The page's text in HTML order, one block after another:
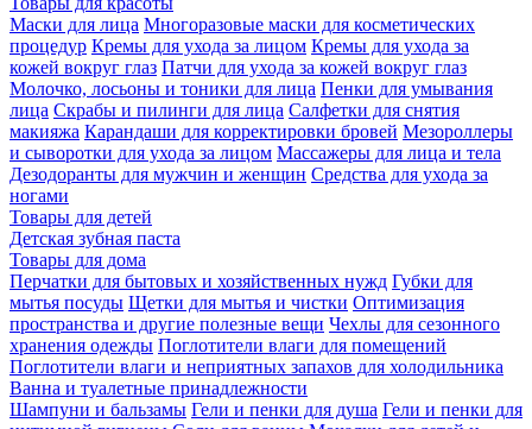
Маски для лица Многоразовые маски для косметических
процедур Кремы для ухода за лицом Кремы для ухода за
кожей вокруг глаз Патчи для ухода за кожей вокруг глаз
Молочко, лосьоны и тоники для лица Пенки для умывания
лица Скрабы и пилинги для лица Салфетки для снятия
макияжа Карандаши для корректировки бровей Мезороллеры
и сыворотки для ухода за лицом Массажеры для лица и тела
Дезодоранты для мужчин и женщин Средства для ухода за
ногами
Товары для детей
Детская зубная паста
Товары для дома
Перчатки для бытовых и хозяйственных нужд Губки для
мытья посуды Щетки для мытья и чистки Оптимизация
пространства и другие полезные вещи Чехлы для сезонного
хранения одежды Поглотители влаги для помещений
Поглотители влаги и неприятных запахов для холодильника
Ванна и туалетные принадлежности
Шампуни и бальзамы Гели и пенки для душа Гели и пенки для